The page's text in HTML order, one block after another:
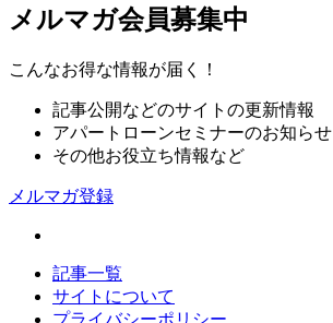
メルマガ会員募集中
こんなお得な情報が届く！
記事公開などのサイトの更新情報
アパートローンセミナーのお知らせ
その他お役立ち情報など
メルマガ登録
記事一覧
サイトについて